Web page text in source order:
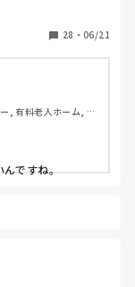
28 ・ 06/21
, 有料老人ホーム, 小
んですね。